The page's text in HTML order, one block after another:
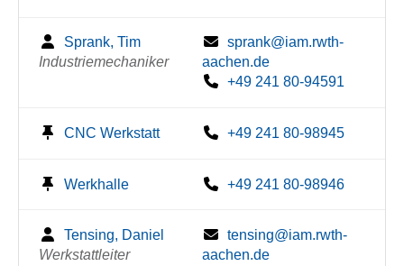
Sprank, Tim
Industriemechaniker
sprank@iam.rwth-
aachen.de
+49 241 80-94591
CNC Werkstatt +49 241 80-98945
Werkhalle +49 241 80-98946
Tensing, Daniel
Werkstattleiter
tensing@iam.rwth-
aachen.de